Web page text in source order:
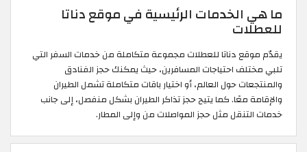
ما هي الخدمات الرئيسية في موقع دناتا
للعطلات
يقدّم موقع دناتا للعطلات مجموعة متكاملة من خدمات السفر التي
تلبي مختلف احتياجات المسافرين، حيث يمكنك حجز الفنادق
والمنتجعات حول العالم، أو اختيار باقات متكاملة تشمل الطيران
والإقامة معًا. كما يتيح حجز تذاكر الطيران بشكل منفصل، إلى جانب
خدمات التنقل مثل حجز المواصلات من وإلى المطار.